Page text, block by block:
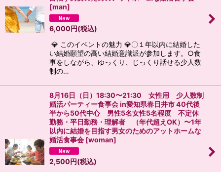
[man]
6,000円(税込)
💎 このイベントの魅力 💎〇１年以内に結婚した
い結婚願望の高い結婚意識派が参加します。○食
事をしながら、ゆっくり、じっくり話せる少人数
制の…
8月16日（日）18:30〜21:30 女性用 少人数制
婚活パーティー食事会 in愛知県春日井市 40代後
半から50代中心 男性5名女性5名程度 不定休
勤務・平日勤務・理解者 （年代超えOK）〜1年
以内に結婚を目指す男女のためのアットホームな
婚活食事会 [woman]
2,500円(税込)